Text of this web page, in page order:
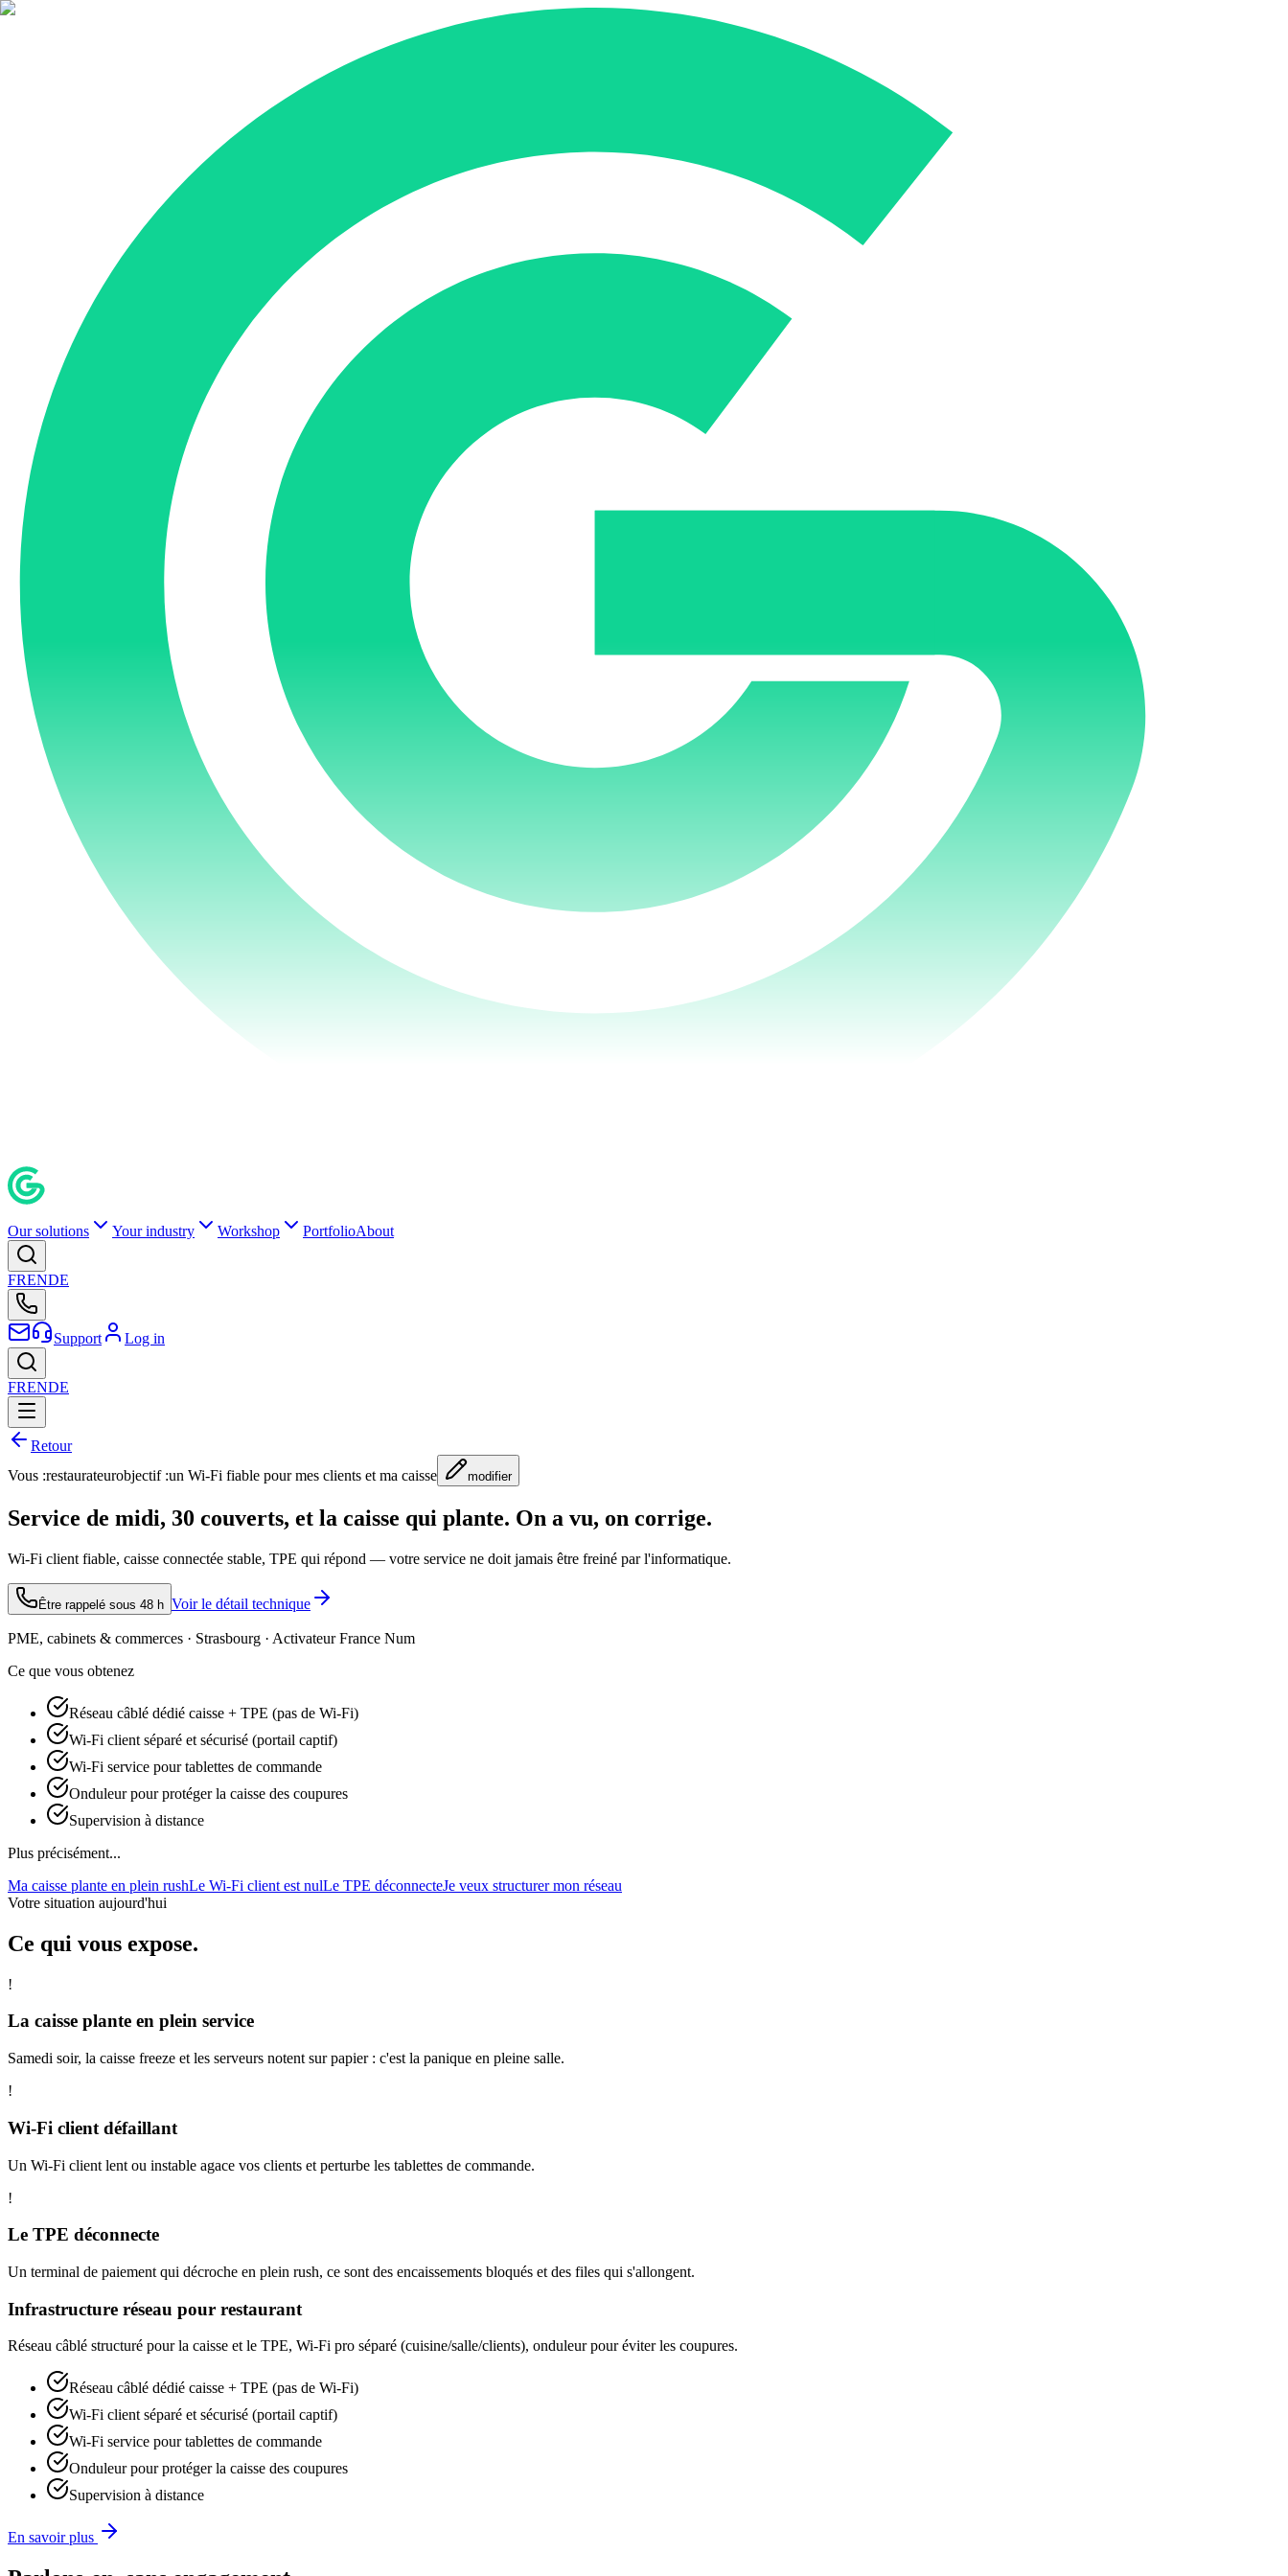
Our solutions Your industry Workshop PortfolioAbout
FRENDE
Support Log in
FRENDE
Retour
Vous :restaurateurobjectif :un Wi-Fi fiable pour mes clients et ma caisse modifier
Service de midi, 30 couverts, et la caisse qui plante. On a vu, on corrige.
Wi-Fi client fiable, caisse connectée stable, TPE qui répond — votre service ne doit jamais être freiné par l'informatique.
Être rappelé sous 48 h Voir le détail technique
PME, cabinets & commerces · Strasbourg · Activateur France Num
Ce que vous obtenez
Réseau câblé dédié caisse + TPE (pas de Wi-Fi)
Wi-Fi client séparé et sécurisé (portail captif)
Wi-Fi service pour tablettes de commande
Onduleur pour protéger la caisse des coupures
Supervision à distance
Plus précisément...
Ma caisse plante en plein rushLe Wi-Fi client est nulLe TPE déconnecteJe veux structurer mon réseau
Votre situation aujourd'hui
Ce qui vous expose.
!
La caisse plante en plein service
Samedi soir, la caisse freeze et les serveurs notent sur papier : c'est la panique en pleine salle.
!
Wi-Fi client défaillant
Un Wi-Fi client lent ou instable agace vos clients et perturbe les tablettes de commande.
!
Le TPE déconnecte
Un terminal de paiement qui décroche en plein rush, ce sont des encaissements bloqués et des files qui s'allongent.
Infrastructure réseau pour restaurant
Réseau câblé structuré pour la caisse et le TPE, Wi-Fi pro séparé (cuisine/salle/clients), onduleur pour éviter les coupures.
Réseau câblé dédié caisse + TPE (pas de Wi-Fi)
Wi-Fi client séparé et sécurisé (portail captif)
Wi-Fi service pour tablettes de commande
Onduleur pour protéger la caisse des coupures
Supervision à distance
En savoir plus